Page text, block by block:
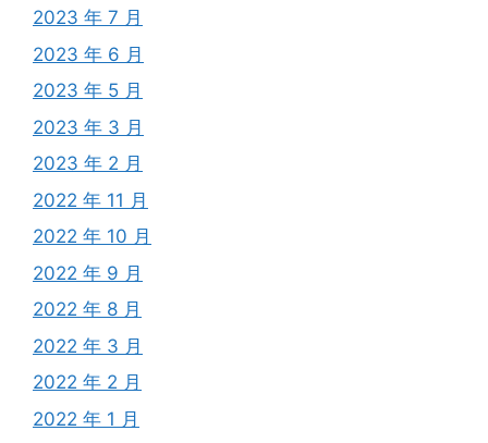
2023 年 7 月
2023 年 6 月
2023 年 5 月
2023 年 3 月
2023 年 2 月
2022 年 11 月
2022 年 10 月
2022 年 9 月
2022 年 8 月
2022 年 3 月
2022 年 2 月
2022 年 1 月